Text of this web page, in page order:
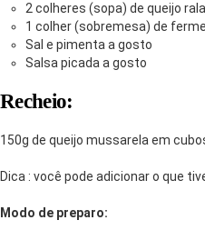
2 colheres (sopa) de queijo
1 colher (sobremesa) de
Sal e pimenta a gosto
Salsa picada a gosto
Recheio:
150g de queijo mussarela em
Dica : você pode adicionar o que
Modo de preparo: